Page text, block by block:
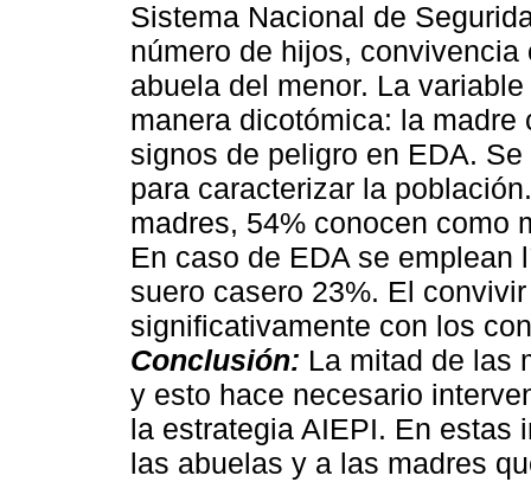
Sistema Nacional de
número de hijos,
abuela del menor. La
manera dicotómica: la
signos de peligro en EDA.
para caracterizar la
madres, 54% conocen como
En caso de EDA se emplean
suero casero 23%. El
significativamente con los
Conclusión: La mitad de las
y esto hace necesario
la estrategia AIEPI. En estas
las abuelas y a las madres